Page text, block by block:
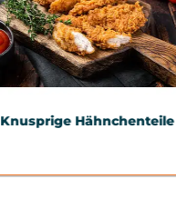
Knusprige Hähnchenteile